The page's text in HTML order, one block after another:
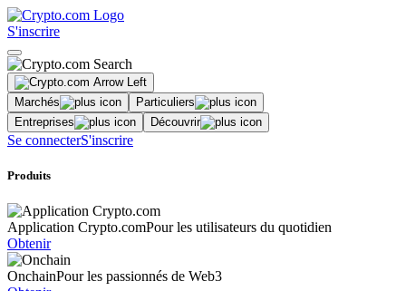
S'inscrire
Marchés
Particuliers
Entreprises
Découvrir
Se connecterS'inscrire
Produits
Application Crypto.comPour les utilisateurs du quotidien
Obtenir
OnchainPour les passionnés de Web3